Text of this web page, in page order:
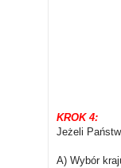
klik
KROK4:
Jeżeli
A) Wybór